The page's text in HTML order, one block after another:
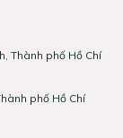
Thành phố Hồ Chí
phố Hồ Chí